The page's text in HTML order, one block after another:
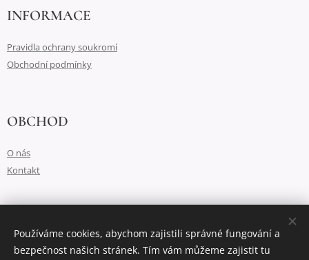
INFORMACE
Pravidla ochrany soukromí
Obchodní podmínky
OBCHOD
O nás
Kontakt
Vytvořeno službouWebnode Cookies
Používáme cookies, abychom zajistili správné fungování a
bezpečnost našich stránek. Tím vám můžeme zajistit tu